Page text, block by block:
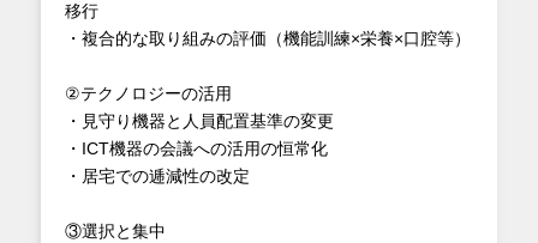
移行
・複合的な取り組みの評価（機能訓練×栄養×口腔等）
②テクノロジーの活用
・見守り機器と人員配置基準の変更
・ICT機器の会議への活用の恒常化
・居宅での逓減性の改定
③選択と集中